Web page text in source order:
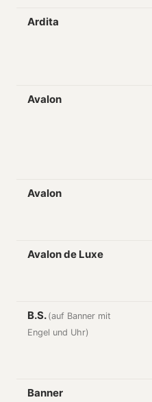
Ardita
Avalon
Avalon
Avalon de Luxe
B.S. (auf Banner mit
Engel und Uhr)
Banner